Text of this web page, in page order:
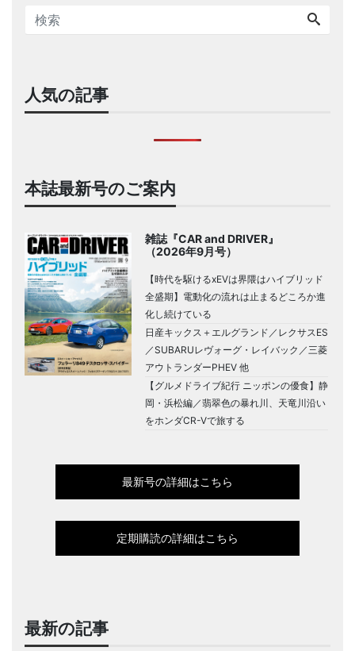
人気の記事
本誌最新号のご案内
雑誌『CAR and DRIVER』
（2026年9月号）
【時代を駆けるxEVは界隈はハイブリッド
全盛期】電動化の流れは止まるどころか進
化し続けている
日産キックス＋エルグランド／レクサスES
／SUBARUレヴォーグ・レイバック／三菱
アウトランダーPHEV 他
【グルメドライブ紀行 ニッポンの優食】静
岡・浜松編／翡翠色の暴れ川、天竜川沿い
をホンダCR-Vで旅する
最新号の詳細はこちら
定期購読の詳細はこちら
最新の記事